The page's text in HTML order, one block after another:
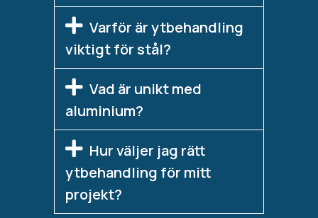
Varför är ytbehandling
viktigt för stål?
Vad är unikt med
aluminium?
Hur väljer jag rätt
ytbehandling för mitt
projekt?